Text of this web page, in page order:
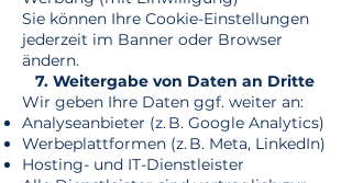
Sie können Ihre Cookie-Einstellungen
jederzeit im Banner oder Browser
ändern.
7. Weitergabe von Daten an Dritte
Wir geben Ihre Daten ggf. weiter an:
Analyseanbieter (z. B. Google Analytics)
Werbeplattformen (z. B. Meta, LinkedIn)
Hosting- und IT-Dienstleister